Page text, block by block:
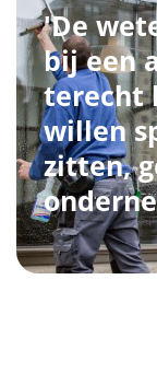
'De
bij een
terecht
willen
zitten,